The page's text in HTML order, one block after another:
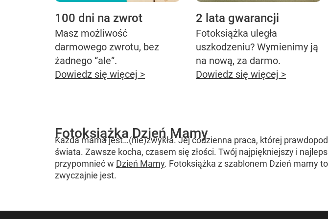
100 dni na zwrot
Masz możliwość
darmowego zwrotu, bez
żadnego “ale”.
Dowiedz się więcej >
2 lata gwarancji
Fotoksiążka uległa
uszkodzeniu? Wymienimy ją
na nową, za darmo.
Dowiedz się więcej >
Fotoksiążka Dzień Mamy
Każda mama jest…(nie)zwykła. Jej codzienna praca, której
świata. Zawsze kocha, czasem się złości. Twój najpiękniejszy i
przypomnieć w Dzień Mamy. Fotoksiążka z szablonem Dzień mamy
zwyczajnie jest.